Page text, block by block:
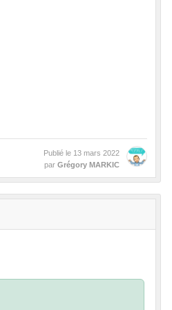
Publié le 13 mars 2022
par Grégory MARKIC